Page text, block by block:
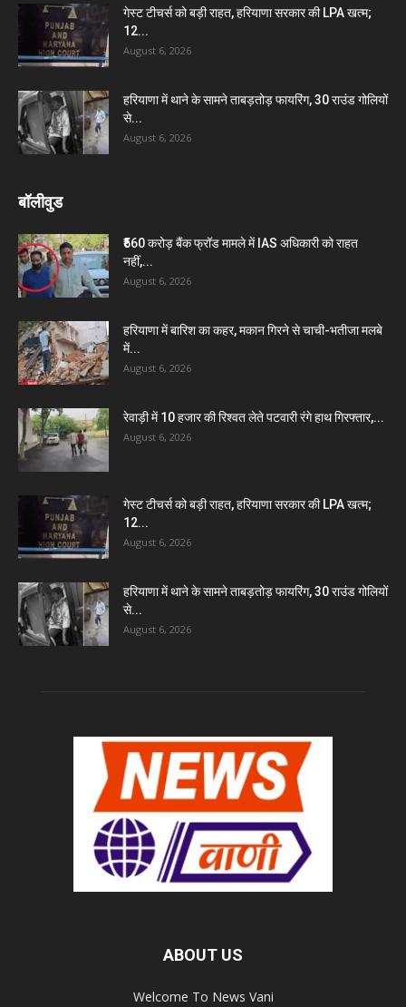
गेस्ट टीचर्स को बड़ी राहत, हरियाणा सरकार की LPA खत्म;
12...
August 6, 2026
हरियाणा में थाने के सामने ताबड़तोड़ फायरिंग, 30 राउंड गोलियों
से...
August 6, 2026
बॉलीवुड
₹560 करोड़ बैंक फ्रॉड मामले में IAS अधिकारी को राहत
नहीं,...
August 6, 2026
हरियाणा में बारिश का कहर, मकान गिरने से चाची-भतीजा मलबे
में...
August 6, 2026
रेवाड़ी में 10 हजार की रिश्वत लेते पटवारी रंगे हाथ गिरफ्तार,...
August 6, 2026
गेस्ट टीचर्स को बड़ी राहत, हरियाणा सरकार की LPA खत्म;
12...
August 6, 2026
हरियाणा में थाने के सामने ताबड़तोड़ फायरिंग, 30 राउंड गोलियों
से...
August 6, 2026
ABOUT US
Welcome To News Vani